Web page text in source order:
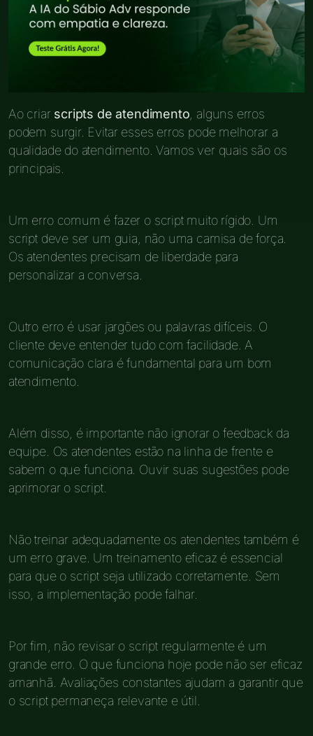
Ao criar scripts de atendimento , alguns erros
podem surgir. Evitar esses erros pode melhorar a
qualidade do atendimento. Vamos ver quais são os
principais.
Um erro comum é fazer o script muito rígido. Um
script deve ser um guia, não uma camisa de força.
Os atendentes precisam de liberdade para
personalizar a conversa.
Outro erro é usar jargões ou palavras difíceis. O
cliente deve entender tudo com facilidade. A
comunicação clara é fundamental para um bom
atendimento.
Além disso, é importante não ignorar o feedback da
equipe. Os atendentes estão na linha de frente e
sabem o que funciona. Ouvir suas sugestões pode
aprimorar o script.
Não treinar adequadamente os atendentes também é
um erro grave. Um treinamento eficaz é essencial
para que o script seja utilizado corretamente. Sem
isso, a implementação pode falhar.
Por fim, não revisar o script regularmente é um
grande erro. O que funciona hoje pode não ser eficaz
amanhã. Avaliações constantes ajudam a garantir que
o script permaneça relevante e útil.